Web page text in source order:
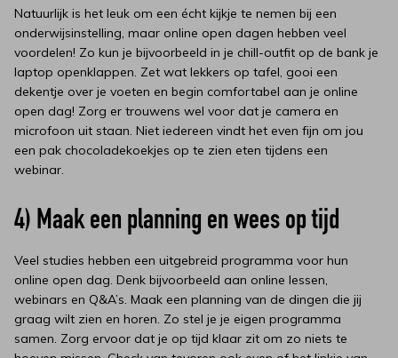
Natuurlijk is het leuk om een écht kijkje te nemen bij een
onderwijsinstelling, maar online open dagen hebben veel
voordelen! Zo kun je bijvoorbeeld in je chill-outfit op de bank je
laptop openklappen. Zet wat lekkers op tafel, gooi een
dekentje over je voeten en begin comfortabel aan je online
open dag! Zorg er trouwens wel voor dat je camera en
microfoon uit staan. Niet iedereen vindt het even fijn om jou
een pak chocoladekoekjes op te zien eten tijdens een
webinar.
4) Maak een planning en wees op tijd
Veel studies hebben een uitgebreid programma voor hun
online open dag. Denk bijvoorbeeld aan online lessen,
webinars en Q&A’s. Maak een planning van de dingen die jij
graag wilt zien en horen. Zo stel je je eigen programma
samen. Zorg ervoor dat je op tijd klaar zit om zo niets te